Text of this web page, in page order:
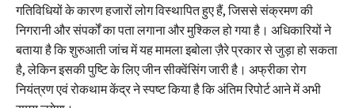
गतिविधियों के कारण हजारों लोग विस्थापित हुए हैं, जिससे संक्रमण की
निगरानी और संपर्कों का पता लगाना और मुश्किल हो गया है। अधिकारियों ने
बताया है कि शुरुआती जांच में यह मामला इबोला ज़ैरे प्रकार से जुड़ा हो सकता
है, लेकिन इसकी पुष्टि के लिए जीन सीक्वेंसिंग जारी है। अफ्रीका रोग
नियंत्रण एवं रोकथाम केंद्र ने स्पष्ट किया है कि अंतिम रिपोर्ट आने में अभी